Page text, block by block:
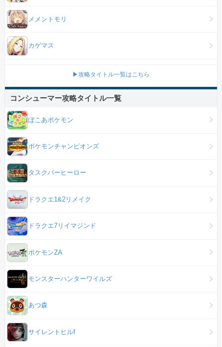
メメントモリ
カゲマス
▶攻略タイトル一覧はこちら
コンシューマー攻略タイトル一覧
ぽこあポケモン
ポケモンチャンピオンズ
タスクバーヒーロー
ドラクエ1&2リメイク
ドラクエ7リイマジンド
ポケモンZA
モンスターハンターワイルズ
あつ森
サイレントヒルf